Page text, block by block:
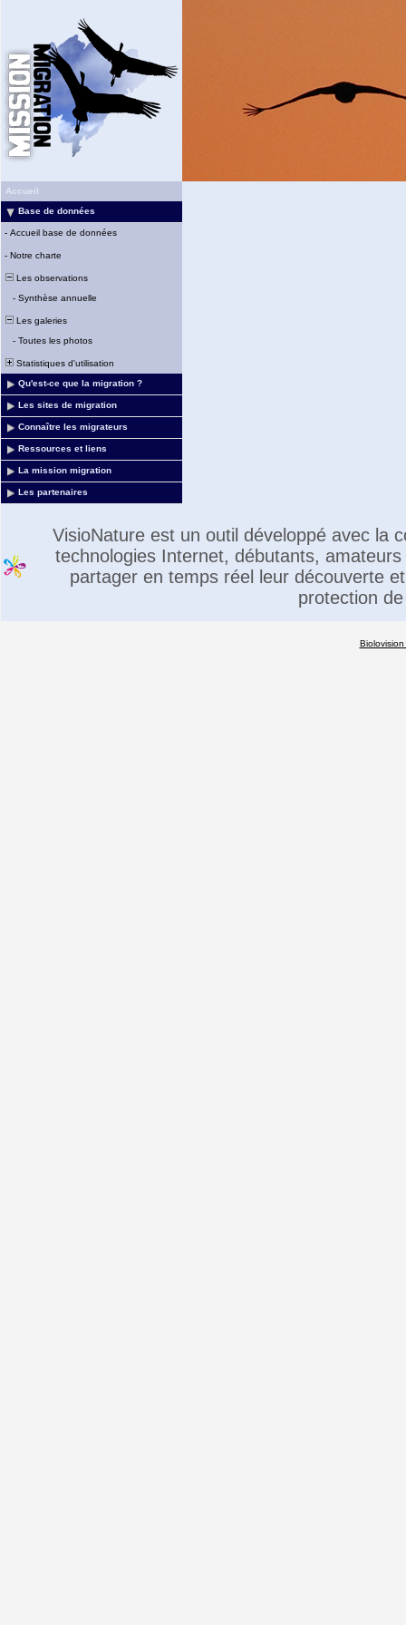
Accueil
Base de données
- Accueil base de données
- Notre charte
Les observations
- Synthèse annuelle
Les galeries
- Toutes les photos
Statistiques d'utilisation
Qu'est-ce que la migration ?
Les sites de migration
Connaître les migrateurs
Ressources et liens
La mission migration
Les partenaires
VisioNature est un outil développé avec la
technologies Internet, débutants,
partager en temps réel leur découverte
protection
Biolovision